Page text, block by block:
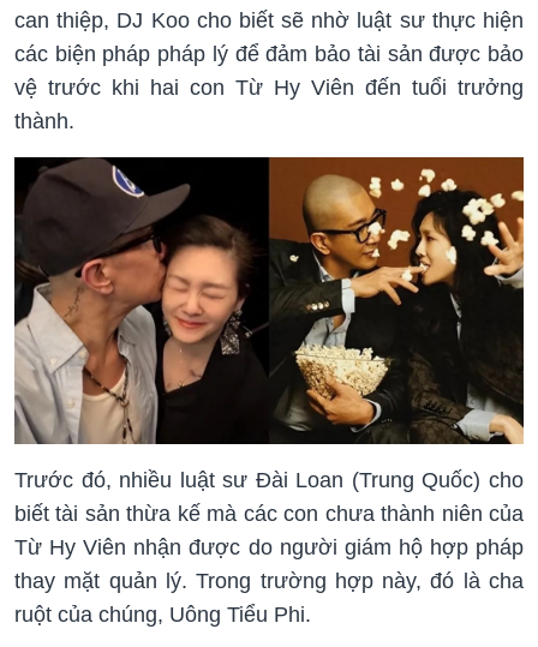
can thiệp, DJ Koo cho biết sẽ nhờ luật sư thực hiện
các biện pháp pháp lý để đảm bảo tài sản được bảo
vệ trước khi hai con Từ Hy Viên đến tuổi trưởng
thành.
Trước đó, nhiều luật sư Đài Loan (Trung Quốc) cho
biết tài sản thừa kế mà các con chưa thành niên của
Từ Hy Viên nhận được do người giám hộ hợp pháp
thay mặt quản lý. Trong trường hợp này, đó là cha
ruột của chúng, Uông Tiểu Phi.